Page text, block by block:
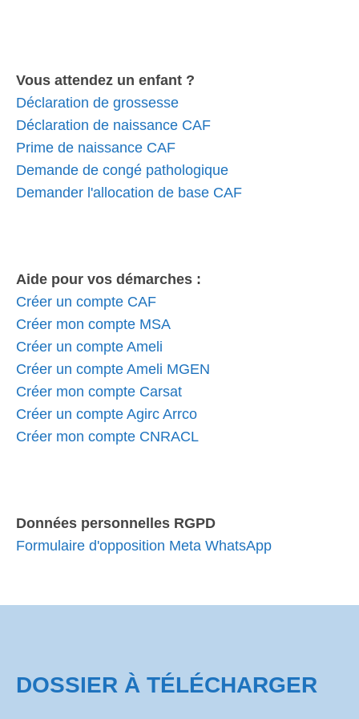
Vous attendez un enfant ?
Déclaration de grossesse
Déclaration de naissance CAF
Prime de naissance CAF
Demande de congé pathologique
Demander l'allocation de base CAF
Aide pour vos démarches :
Créer un compte CAF
Créer mon compte MSA
Créer un compte Ameli
Créer un compte Ameli MGEN
Créer mon compte Carsat
Créer un compte Agirc Arrco
Créer mon compte CNRACL
Données personnelles RGPD
Formulaire d'opposition Meta WhatsApp
DOSSIER À TÉLÉCHARGER